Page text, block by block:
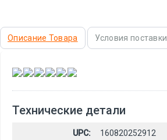
Описание Товара Условия поставки
, , , , ,
Технические детали
UPC: 160820252912